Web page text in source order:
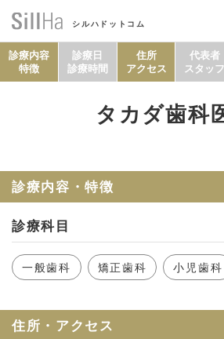
シルハドットコム
セルフチェッ
診療内容
特徴
診療日
診療時間
住所
アクセス
代表者
スタッフ
タカダ歯科
診療内容・特徴
診療科目
一般歯科 矯正歯科 小児歯科
住所・アクセス